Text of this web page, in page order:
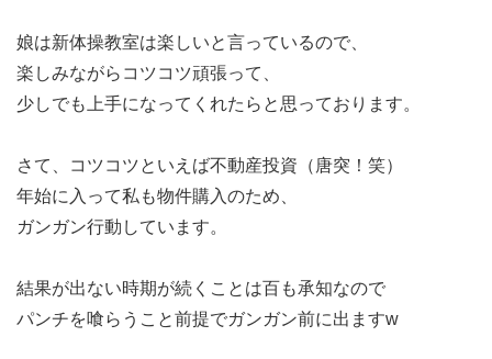
娘は新体操教室は楽しいと言っているので、
楽しみながらコツコツ頑張って、
少しでも上手になってくれたらと思っております。
さて、コツコツといえば不動産投資（唐突！笑）
年始に入って私も物件購入のため、
ガンガン行動しています。
結果が出ない時期が続くことは百も承知なので
パンチを喰らうこと前提でガンガン前に出ますw